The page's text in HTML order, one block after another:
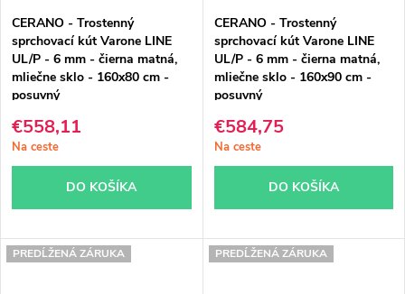
CERANO - Trostenný
sprchovací kút Varone LINE
UL/P - 6 mm - čierna matná,
mliečne sklo - 160x80 cm -
posuvný
€558,11
Na ceste
DO KOŠÍKA
CERANO - Trostenný
sprchovací kút Varone LINE
UL/P - 6 mm - čierna matná,
mliečne sklo - 160x90 cm -
posuvný
€584,75
Na ceste
DO KOŠÍKA
PREDĹŽENÁ ZÁRUKA PREDĹŽENÁ ZÁRUKA